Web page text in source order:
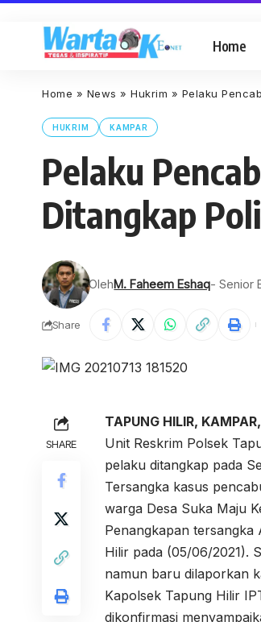
Home
Home » News » Hukrim » Pelaku
HUKRIM KAMPAR
Pelaku
Ditangkap
OlehM. Faheem Eshaq- Senior
Share
SHARE
TAPUNG HILIR,
Unit Reskrim Polsek
pelaku ditangkap pada
Tersangka kasus
warga Desa Suka Maju
Penangkapan
Hilir pada (05/06/2021).
namun baru dilaporkan
Kapolsek Tapung Hilir
dikonfirmasi